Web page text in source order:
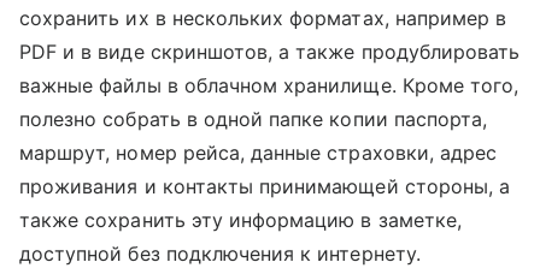
сохранить их в нескольких форматах, например в
PDF и в виде скриншотов, а также продублировать
важные файлы в облачном хранилище. Кроме того,
полезно собрать в одной папке копии паспорта,
маршрут, номер рейса, данные страховки, адрес
проживания и контакты принимающей стороны, а
также сохранить эту информацию в заметке,
доступной без подключения к интернету.